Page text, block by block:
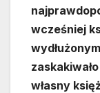
wcześniej
własny